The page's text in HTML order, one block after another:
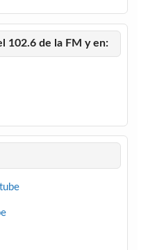
102.6 de la FM y en: